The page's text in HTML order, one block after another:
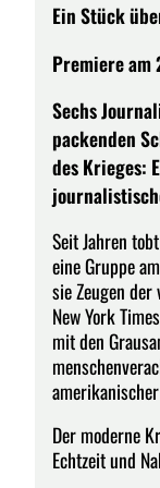
Ein Stück
Premiere
Sechs
packenden
des Krieges:
Seit Jahren
eine Gruppe
sie Zeugen
New York
mit den
Der moderne
Echtzeit und